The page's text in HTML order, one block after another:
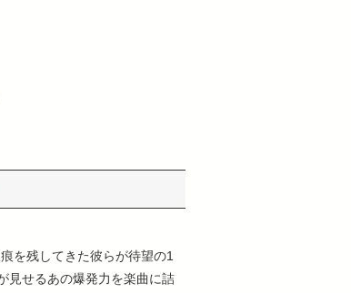
を残してきた彼らが待望の1
見せるあの爆発力を楽曲に詰